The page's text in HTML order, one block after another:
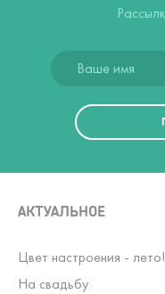
АКТУАЛЬНОЕ
Цвет настроения - лето!
На свадьбу